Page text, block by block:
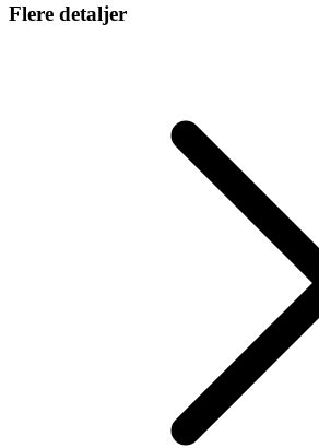
Flere detaljer